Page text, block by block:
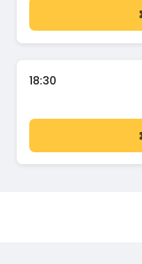
18:30